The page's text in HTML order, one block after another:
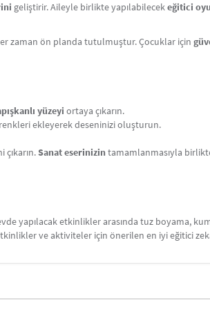
geliştirir. Aileyle birlikte yapılabilecekeğitici
zaman ön planda tutulmuştur. Çocuklar için
yüzeyi ortaya çıkarın.
ekleyerek deseninizi oluşturun.
çıkarın.Sanat eserinizintamamlanmasıyla
yapılacak etkinlikler arasında tuz boyama,
ve aktiviteler için önerilen en iyi eğitici